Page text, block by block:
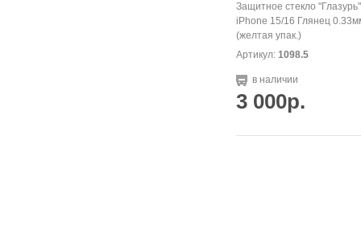
Защитное стекло
iPhone 15/16 Глянец
(желтая упак.)
Артикул: 1098.5
в наличии
3 000р.